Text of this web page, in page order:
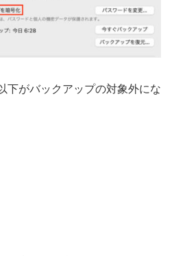
下がバックアップの対象外にな